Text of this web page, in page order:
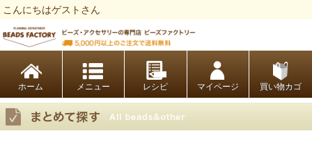
こんにちはゲストさん
ホーム レシピ マイページ 買い物カゴ